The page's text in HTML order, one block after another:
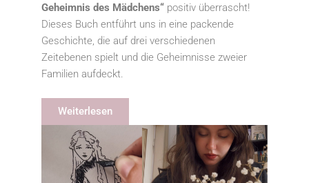
Geheimnis des Mädchens“ positiv überrascht!
Dieses Buch entführt uns in eine packende
Geschichte, die auf drei verschiedenen
Zeitebenen spielt und die Geheimnisse zweier
Familien aufdeckt.
Weiterlesen